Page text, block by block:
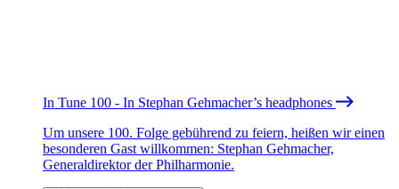
In Tune 100 - In Stephan Gehmacher’s headphones
Um unsere 100. Folge gebührend zu feiern, heißen wir einen
besonderen Gast willkommen: Stephan Gehmacher,
Generaldirektor der Philharmonie.